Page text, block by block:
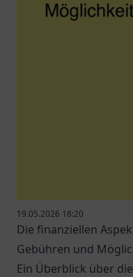
19.05.2026 18:20
Die finanziellen
Gebühren und
Ein Überblick über